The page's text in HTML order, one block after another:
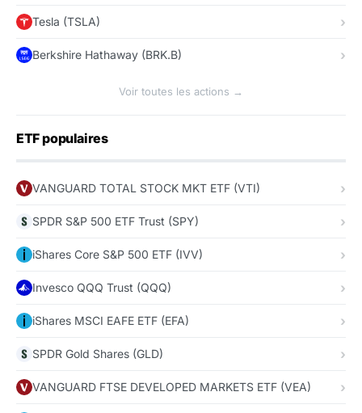
Tesla (TSLA)
Berkshire Hathaway (BRK.B)
Voir toutes les actions →
ETF populaires
VANGUARD TOTAL STOCK MKT ETF (VTI)
SPDR S&P 500 ETF Trust (SPY)
iShares Core S&P 500 ETF (IVV)
Invesco QQQ Trust (QQQ)
iShares MSCI EAFE ETF (EFA)
SPDR Gold Shares (GLD)
VANGUARD FTSE DEVELOPED MARKETS ETF (VEA)